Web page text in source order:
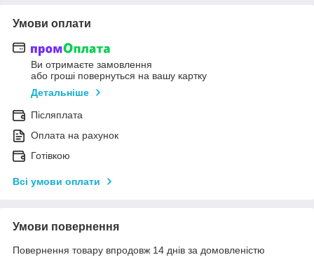
Умови оплати
Ви отримаєте замовлення
або гроші повернуться на вашу картку
Детальніше
Післяплата
Оплата на рахунок
Готівкою
Всі умови оплати
Умови повернення
Повернення товару впродовж 14 днів за домовленістю